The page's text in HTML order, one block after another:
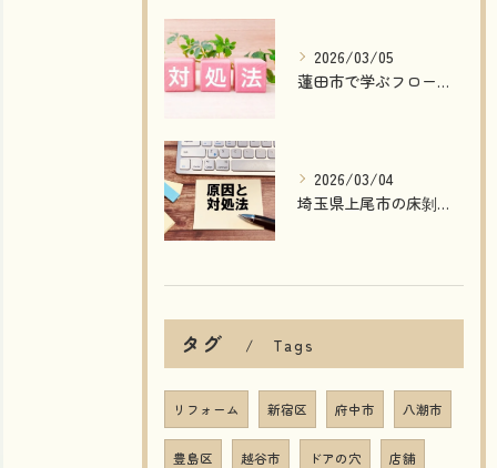
2026/03/05
蓮田市で学ぶフローリング剥がれ原因と修理法
2026/03/04
埼玉県上尾市の床剝がれ補修方法解説
タグ Tags
リフォーム 新宿区 府中市 八潮市
豊島区 越谷市 ドアの穴 店舗